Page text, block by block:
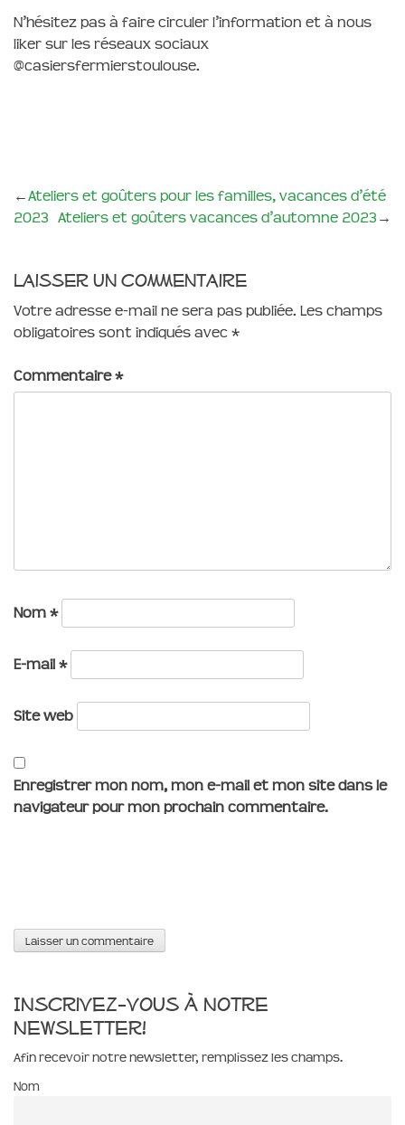
N’hésitez pas à faire circuler l’information et à nous
liker sur les réseaux sociaux
@casiersfermierstoulouse.
←Ateliers et goûters pour les familles, vacances d’été
2023 Ateliers et goûters vacances d’automne 2023 →
Laisser un commentaire
Votre adresse e-mail ne sera pas publiée. Les champs
obligatoires sont indiqués avec *
Commentaire*
Nom *
E-mail *
Site web
Enregistrer mon nom, mon e-mail et mon site dans le
navigateur pour mon prochain commentaire.
Inscrivez-vous à notre
newsletter!
Afin recevoir notre newsletter, remplissez les champs.
Nom